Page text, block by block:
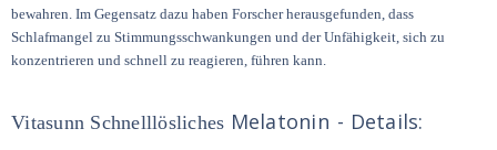
bewahren. Im Gegensatz dazu haben Forscher herausgefunden, dass
Schlafmangel zu Stimmungsschwankungen und der Unfähigkeit, sich zu
konzentrieren und schnell zu reagieren, führen kann.
Vitasunn Schnelllösliches Melatonin - Details: